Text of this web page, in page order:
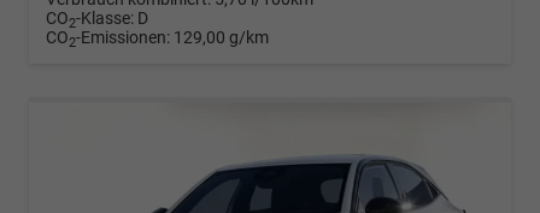
CO2-Klasse: D
CO2-Emissionen: 129,00 g/km